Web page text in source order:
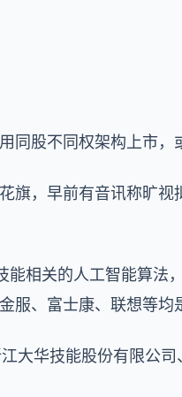
股不同权架构上市，
旗，早前有音讯称旷
相关的人工智能算法
、富士康、联想等均
大华技能股份有限公